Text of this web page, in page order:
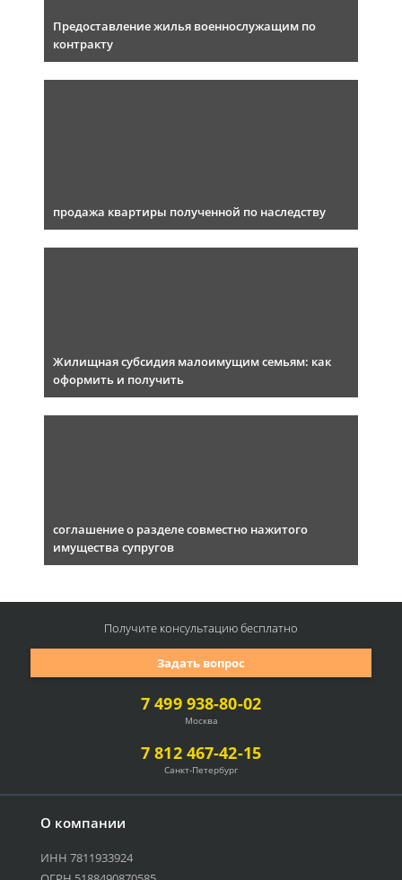
Предоставление жилья военнослужащим по
контракту
продажа квартиры полученной по наследству
Жилищная субсидия малоимущим семьям: как
оформить и получить
соглашение о разделе совместно нажитого
имущества супругов
О компании
ИНН 7811933924
7 499 938-80-02
Москва
7 812 467-42-15
Санкт-Петербург
Задать вопрос
Получите консультациюбесплатно